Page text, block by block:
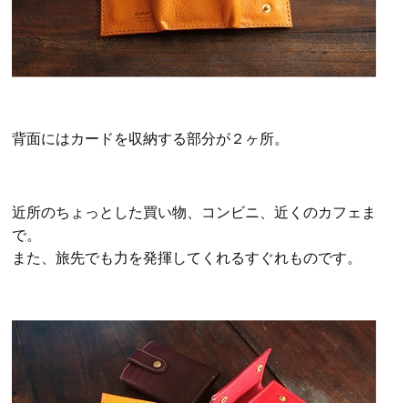
背面にはカードを収納する部分が２ヶ所。
近所のちょっとした買い物、コンビニ、近くのカフェま
で。
また、旅先でも力を発揮してくれるすぐれものです。